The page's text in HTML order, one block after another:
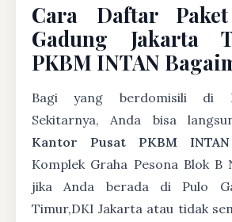
Cara Daftar
Gadung Jakarta
PKBM INTAN
Bagi yang berdomisili di
Sekitarnya, Anda bisa
Kantor Pusat PKBM
Komplek Graha Pesona Blok
jika Anda berada di Pulo
Timur,DKI Jakarta atau tidak